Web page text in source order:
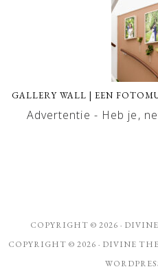
GALLERY WALL | EEN
Advertentie - Heb je,
COPYRIGHT © 2026 ·
COPYRIGHT © 2026 · DIVINE